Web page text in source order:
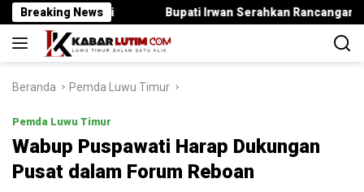
Langsung
ke
konten
Breaking News
Bupati Bupati Irwan Serahkan Rancangan KUA-PPAS
Beranda Pemda Luwu Timur
Pemda Luwu Timur
Wabup Puspawati Harap Dukungan
Pusat dalam Forum Reboan